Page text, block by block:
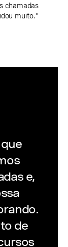
chamadas
muito."
e,
de